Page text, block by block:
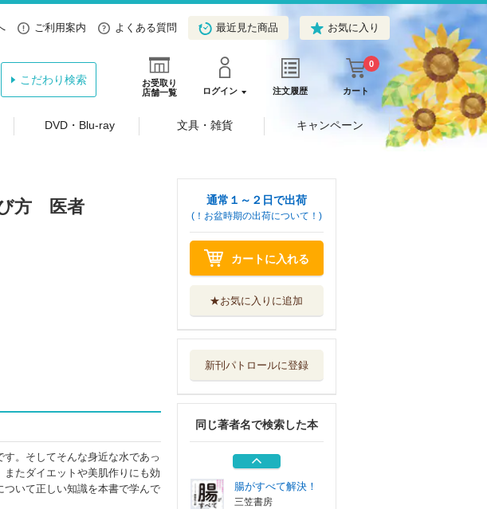
ご利用案内 よくある質問 最近見た商品 お気に入り
お受取り
店舗一覧
ログイン 注文履歴 カート
0
こだわり検索
DVD・Blu-ray 文具・雑貨 キャンペーン
方 医者
。そしてそんな身近な水であっ
たダイエットや美肌作りにも効
いて正しい知識を本書で学んで
通常１～２日で出荷
(！お盆時期の出荷について！)
カートに入れる
★お気に入りに追加
新刊パトロールに登録
同じ著者名で検索した本
人の研究を笑うな
カイチュウ博...
自分の腸を見てみ
ワニ・プラス
血液型と免疫力
宝島社
腸がすべて解決！
三笠書房